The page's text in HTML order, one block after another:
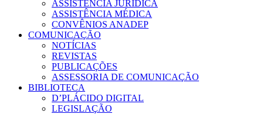
ASSISTÊNCIA JURÍDICA
ASSISTÊNCIA MÉDICA
CONVÊNIOS ANADEP
COMUNICAÇÃO
NOTÍCIAS
REVISTAS
PUBLICAÇÕES
ASSESSORIA DE COMUNICAÇÃO
BIBLIOTECA
D’PLÁCIDO DIGITAL
LEGISLAÇÃO